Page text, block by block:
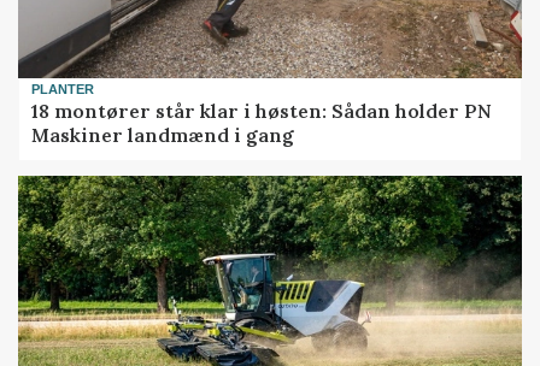
PLANTER
18 montører står klar i høsten: Sådan holder PN
Maskiner landmænd i gang